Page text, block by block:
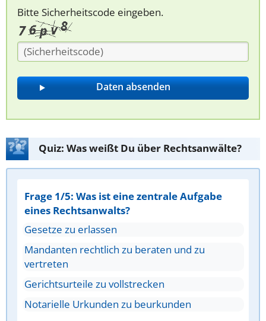
Bitte Sicherheitscode eingeben.
Quiz: Was weißt Du über Rechtsanwälte?
Frage 1/5: Was ist eine zentrale Aufgabe
eines Rechtsanwalts?
Gesetze zu erlassen
Mandanten rechtlich zu beraten und zu
vertreten
Gerichtsurteile zu vollstrecken
Notarielle Urkunden zu beurkunden